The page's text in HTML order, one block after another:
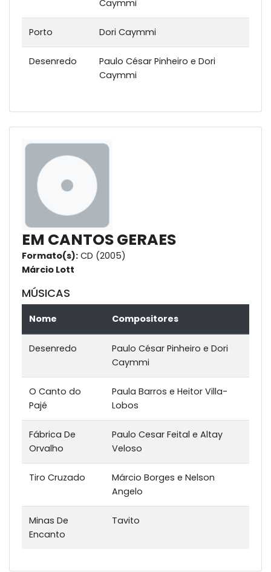
Caymmi
Porto Dori Caymmi
Desenredo
Paulo César Pinheiro e Dori
Caymmi
EM CANTOS GERAES
Formato(s): CD (2005)
Márcio Lott
MÚSICAS
Nome Compositores
Desenredo
Paulo César Pinheiro e Dori
Caymmi
O Canto do
Pajé
Paula Barros e Heitor Villa-
Lobos
Fábrica De
Orvalho
Paulo Cesar Feital e Altay
Veloso
Tiro Cruzado
Márcio Borges e Nelson
Angelo
Minas De
Encanto
Tavito